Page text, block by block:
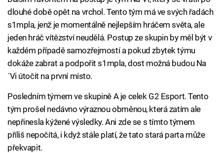
dlouhé době opět na vrchol. Tento tým má ve svých řadách
s1mpla, jenž je momentálně nejlepším hráčem světa, ale
jeden hráč vítězství neudělá. Postup ze skupin by měl být v
každém případě samozřejmostí a pokud zbytek týmu
dokáže zabrat a podpořit s1mpla, dost možná budou Na
´Vi útočit na první místo.
Posledním týmem ve skupině A je celek G2 Esport. Tento
tým prošel nedávno výraznou obměnou, která zatím ale
nepřinesla kýžené výsledky. Ani zde se s tímto týmem
příliš nepočítá, i když stále platí, že tato stará parta může
překvapit.